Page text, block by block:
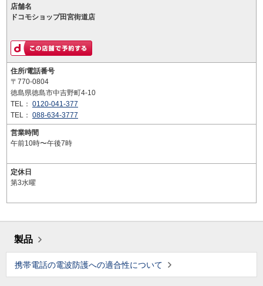
店舗名
ドコモショップ田宮街道店
住所/電話番号
〒770-0804
徳島県徳島市中吉野町4-10
TEL： 0120-041-377
TEL： 088-634-3777
営業時間
午前10時〜午後7時
定休日
第3水曜
製品
携帯電話の電波防護への適合性について